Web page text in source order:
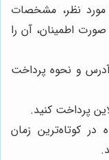
نظر، مشخصات
اطمینان، آن را
و نحوه پرداخت
پرداخت کنید.
کوتاه‌ترین زمان